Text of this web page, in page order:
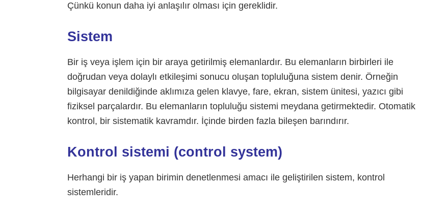
Çünkü konun daha iyi anlaşılır olması için gereklidir.
Sistem
Bir iş veya işlem için bir araya getirilmiş elemanlardır. Bu elemanların birbirleri ile
doğrudan veya dolaylı etkileşimi sonucu oluşan topluluğuna sistem denir. Örneğin
bilgisayar denildiğinde aklımıza gelen klavye, fare, ekran, sistem ünitesi, yazıcı gibi
fiziksel parçalardır. Bu elemanların topluluğu sistemi meydana getirmektedir. Otomatik
kontrol, bir sistematik kavramdır. İçinde birden fazla bileşen barındırır.
Kontrol sistemi (control system)
Herhangi bir iş yapan birimin denetlenmesi amacı ile geliştirilen sistem, kontrol
sistemleridir.